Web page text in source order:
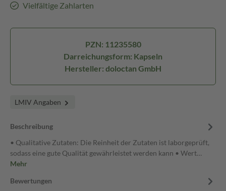
Vielfältige Zahlarten
PZN: 11235580
Darreichungsform: Kapseln
Hersteller: doloctan GmbH
LMIV Angaben
Beschreibung
• Qualitative Zutaten: Die Reinheit der Zutaten ist laborgeprüft,
sodass eine gute Qualität gewährleistet werden kann • Wert…
Mehr
Bewertungen